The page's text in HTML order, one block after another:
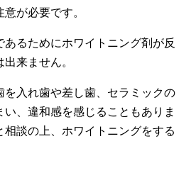
が必要です。
あるためにホワイトニング剤が反
来ません。
を入れ歯や差し歯、セラミックの
、違和感を感じることもありま
談の上、ホワイトニングをする